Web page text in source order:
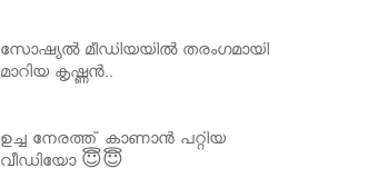
സോഷ്യൽ മീഡിയയിൽ തരംഗമായി
മാറിയ കൃഷ്ണൻ..
ഉച്ച നേരത്ത് കാണാൻ പറ്റിയ
വീഡിയോ 😇😇